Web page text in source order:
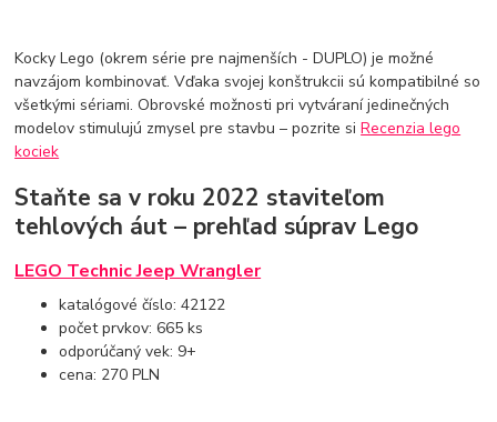
Kocky Lego (okrem série pre najmenších - DUPLO) je možné
navzájom kombinovať. Vďaka svojej konštrukcii sú kompatibilné so
všetkými sériami. Obrovské možnosti pri vytváraní jedinečných
modelov stimulujú zmysel pre stavbu – pozrite siRecenzia lego
kociek
Staňte sa v roku 2022 staviteľom
tehlových áut – prehľad súprav Lego
LEGO Technic Jeep Wrangler
katalógové číslo: 42122
počet prvkov: 665 ks
odporúčaný vek: 9+
cena: 270 PLN